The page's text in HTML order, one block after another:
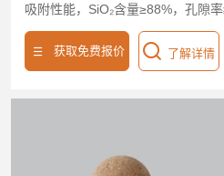
吸附性能，SiO₂含量≥88%，孔隙
70m²/g，孔径0.5-15μm精准适配
重金属离子（Pb²⁺、Cd²⁺等截留率
获取免费报价 了解详情